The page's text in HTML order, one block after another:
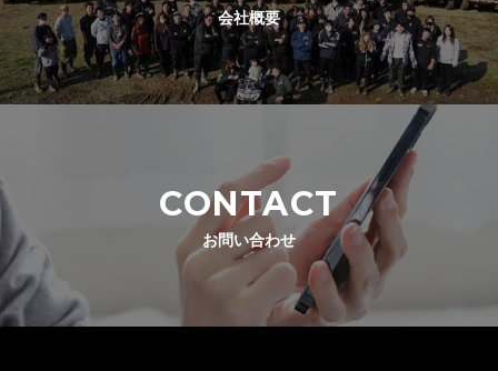
会社概要
CONTACT
お問い合わせ